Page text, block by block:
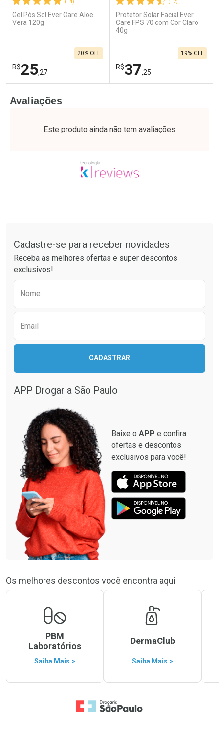
(14)
Gel Pós Sol Ever Care Aloe
Vera 120g
R$25,27
20% OFF
Laboratório
Ativar Desconto
Comprar sem Desconto
Por Menos
Comprar sem Desconto
Por R$ 25,27/cada
(12)
Protetor Solar Facial Ever
Care FPS 70 com Cor Claro
40g
R$37,25
19% OFF
Laboratório
Ativar Desconto
Comprar sem Desconto
Por Menos
Comprar sem Desconto
Avaliações
Este produto ainda não tem avaliações
Cadastre-se para receber novidades
Receba as melhores ofertas e super descontos
exclusivos!
Nome
Email
CADASTRAR
APP Drogaria São Paulo
Baixe o APP e confira
ofertas e descontos
exclusivos para você!
Os melhores descontos você encontra aqui
PBM
Laboratórios
Saiba Mais >
DermaClub
Saiba Mais >
Ir para a Home